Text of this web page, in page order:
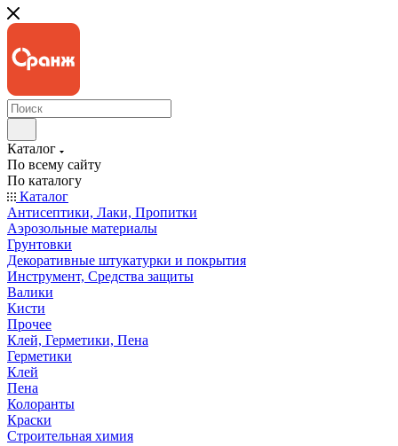
Каталог
По всему сайту
По каталогу
Каталог
Антисептики, Лаки, Пропитки
Аэрозольные материалы
Грунтовки
Декоративные штукатурки и покрытия
Инструмент, Средства защиты
Валики
Кисти
Прочее
Клей, Герметики, Пена
Герметики
Клей
Пена
Колоранты
Краски
Строительная химия